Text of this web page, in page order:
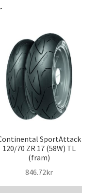
SportAttack
120/70 ZR 17 (58W) TL
(fram)
846.72kr